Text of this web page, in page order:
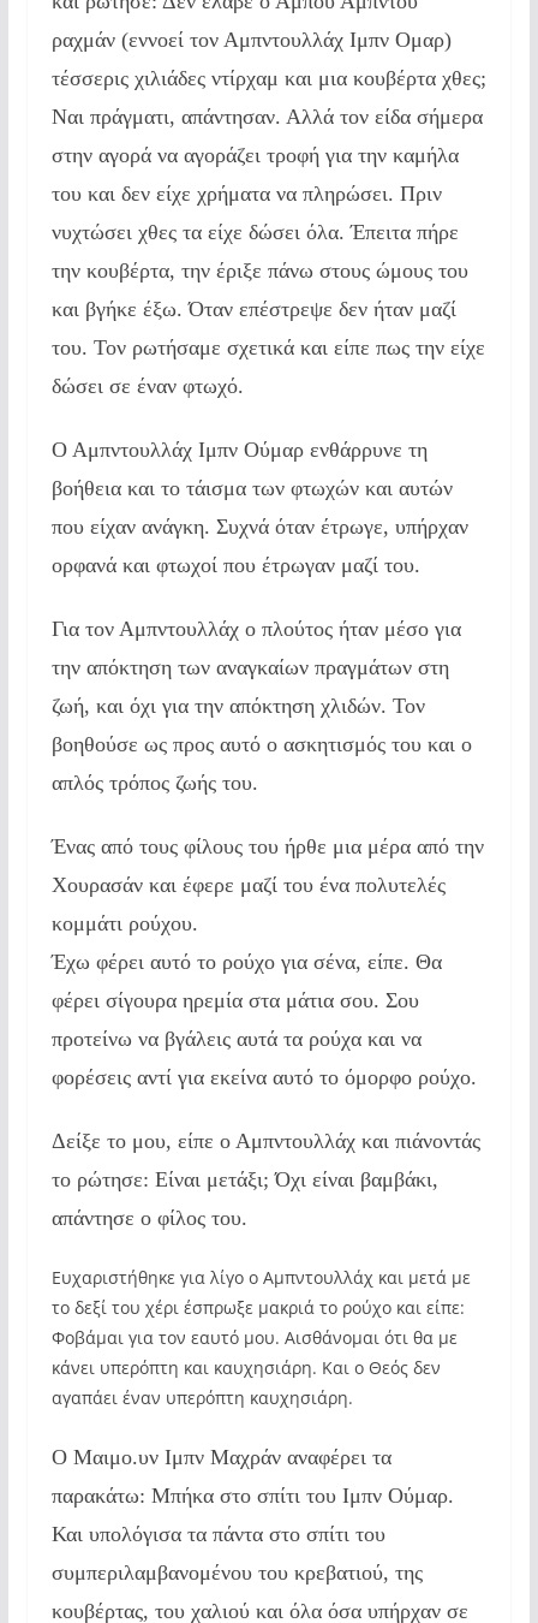
ραχμάν (εννοεί τον Αμπντουλλάχ Ιμπν Ομαρ)
τέσσερις χιλιάδες ντίρχαμ και μια κουβέρτα χθες;
Ναι πράγματι, απάντησαν. Αλλά τον είδα σήμερα
στην αγορά να αγοράζει τροφή για την καμήλα
του και δεν είχε χρήματα να πληρώσει. Πριν
νυχτώσει χθες τα είχε δώσει όλα. Έπειτα πήρε
την κουβέρτα, την έριξε πάνω στους ώμους του
και βγήκε έξω. Όταν επέστρεψε δεν ήταν μαζί
του. Τον ρωτήσαμε σχετικά και είπε πως την είχε
δώσει σε έναν φτωχό.
Ο Αμπντουλλάχ Ιμπν Ούμαρ ενθάρρυνε τη
βοήθεια και το τάισμα των φτωχών και αυτών
που είχαν ανάγκη. Συχνά όταν έτρωγε, υπήρχαν
ορφανά και φτωχοί που έτρωγαν μαζί του.
Για τον Αμπντουλλάχ ο πλούτος ήταν μέσο για
την απόκτηση των αναγκαίων πραγμάτων στη
ζωή, και όχι για την απόκτηση χλιδών. Τον
βοηθούσε ως προς αυτό ο ασκητισμός του και ο
απλός τρόπος ζωής του.
Ένας από τους φίλους του ήρθε μια μέρα από την
Χουρασάν και έφερε μαζί του ένα πολυτελές
κομμάτι ρούχου.
Έχω φέρει αυτό το ρούχο για σένα, είπε. Θα
φέρει σίγουρα ηρεμία στα μάτια σου. Σου
προτείνω να βγάλεις αυτά τα ρούχα και να
φορέσεις αντί για εκείνα αυτό το όμορφο ρούχο.
Δείξε το μου, είπε ο Αμπντουλλάχ και πιάνοντάς
το ρώτησε: Είναι μετάξι; Όχι είναι βαμβάκι,
απάντησε ο φίλος του.
Ευχαριστήθηκε για λίγο ο Αμπντουλλάχ και μετά με
το δεξί του χέρι έσπρωξε μακριά το ρούχο και είπε:
Φοβάμαι για τον εαυτό μου. Αισθάνομαι ότι θα με
κάνει υπερόπτη και καυχησιάρη. Και ο Θεός δεν
αγαπάει έναν υπερόπτη καυχησιάρη.
Ο Μαιμο.υν Ιμπν Μαχράν αναφέρει τα
παρακάτω: Μπήκα στο σπίτι του Ιμπν Ούμαρ.
Και υπολόγισα τα πάντα στο σπίτι του
συμπεριλαμβανομένου του κρεβατιού, της
κουβέρτας, του χαλιού και όλα όσα υπήρχαν σε